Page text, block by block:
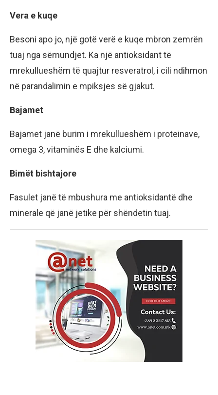
Vera e kuqe
Besoni apo jo, një gotë verë e kuqe mbron zemrën
tuaj nga sëmundjet. Ka një antioksidant të
mrekullueshëm të quajtur resveratrol, i cili ndihmon
në parandalimin e mpiksjes së gjakut.
Bajamet
Bajamet janë burim i mrekullueshëm i proteinave,
omega 3, vitaminës E dhe kalciumi.
Bimët bishtajore
Fasulet janë të mbushura me antioksidantë dhe
minerale që janë jetike për shëndetin tuaj.